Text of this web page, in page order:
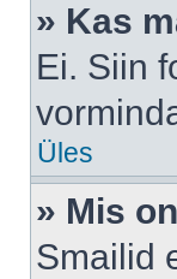
» Kas
Ei. Siin
Üles
» Mis
Smailid